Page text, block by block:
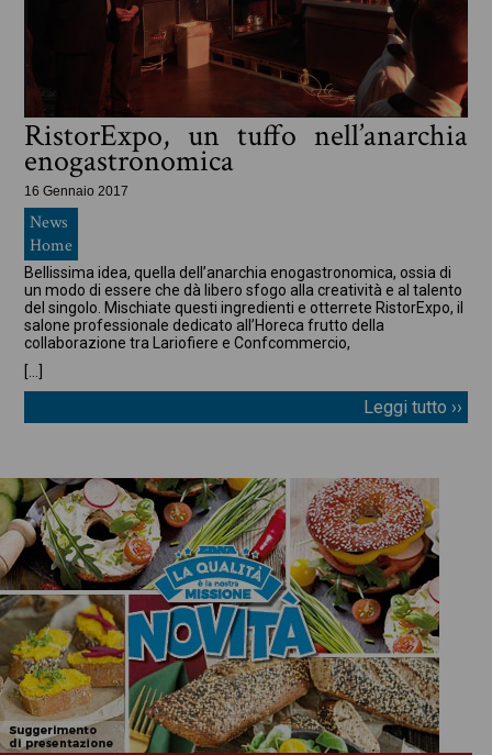
RistorExpo, un tuffo nell’anarchia
enogastronomica
16 Gennaio 2017
News
Home
Bellissima idea, quella dell’anarchia enogastronomica, ossia di
un modo di essere che dà libero sfogo alla creatività e al talento
del singolo. Mischiate questi ingredienti e otterrete RistorExpo, il
salone professionale dedicato all’Horeca frutto della
collaborazione tra Lariofiere e Confcommercio,
Leggi tutto ››